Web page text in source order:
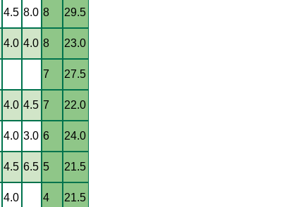
4.5 8.0 8 29.5
4.0 4.0 8 23.0
7 27.5
4.0 4.5 7 22.0
4.0 3.0 6 24.0
4.5 6.5 5 21.5
4.0 4 21.5